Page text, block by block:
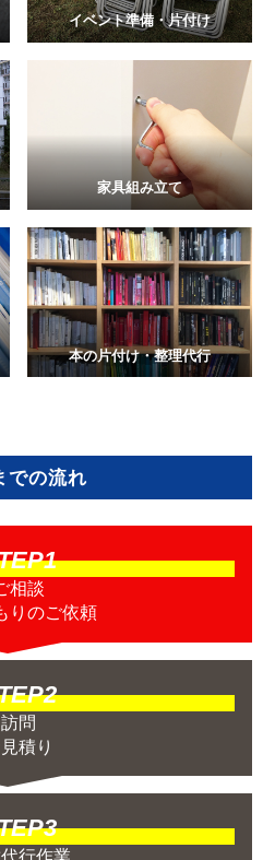
イベント準備・片付け
家具組み立て
本の片付け・整理代行
での流れ
相談
りのご依頼
訪問
積り